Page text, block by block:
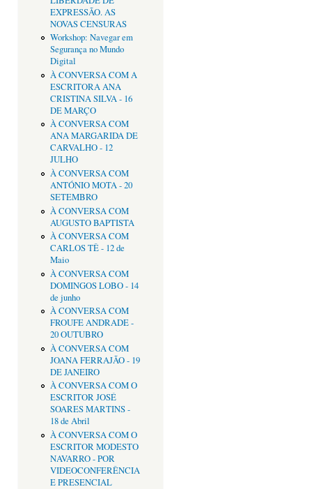
EXPRESSÃO. AS
NOVAS CENSURAS
Workshop: Navegar em
Segurança no Mundo
Digital
À CONVERSA COM A
ESCRITORA ANA
CRISTINA SILVA - 16
DE MARÇO
À CONVERSA COM
ANA MARGARIDA DE
CARVALHO - 12
JULHO
À CONVERSA COM
ANTÓNIO MOTA - 20
SETEMBRO
À CONVERSA COM
AUGUSTO BAPTISTA
À CONVERSA COM
CARLOS TÊ - 12 de
Maio
À CONVERSA COM
DOMINGOS LOBO - 14
de junho
À CONVERSA COM
FROUFE ANDRADE -
20 OUTUBRO
À CONVERSA COM
JOANA FERRAJÃO - 19
DE JANEIRO
À CONVERSA COM O
ESCRITOR JOSÉ
SOARES MARTINS -
18 de Abril
À CONVERSA COM O
ESCRITOR MODESTO
NAVARRO - POR
VIDEOCONFERÊNCIA
E PRESENCIAL